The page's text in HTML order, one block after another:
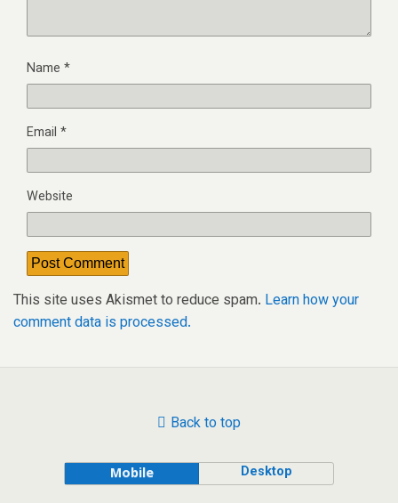
Name *
Email *
Website
This site uses Akismet to reduce spam. Learn how your
comment data is processed.
Back to top
Mobile Desktop